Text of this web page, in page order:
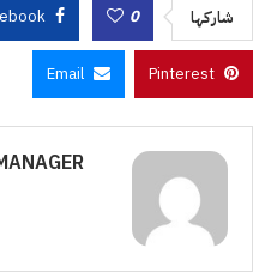
شاركها 0
Pinterest
Email